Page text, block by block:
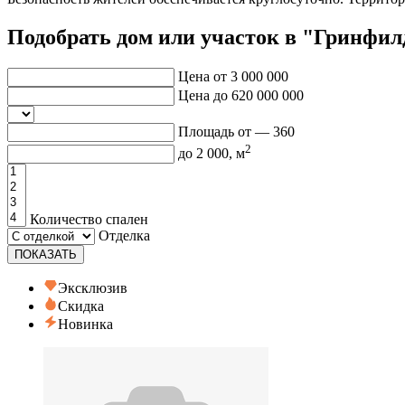
Подобрать дом или участок в
Цена от 3 000 000
Цена до 620 000 000
Площадь от — 360
до 2 000, м2
Количество спален
Отделка
ПОКАЗАТЬ
Эксклюзив
Скидка
Новинка